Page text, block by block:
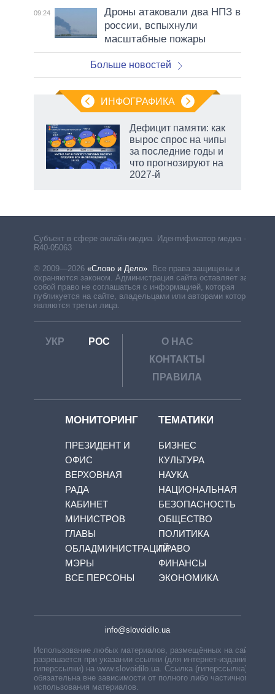
09:24
Дроны атаковали два НПЗ в
россии, вспыхнули
масштабные пожары
Больше новостей
ИНФОГРАФИКА
Дефицит памяти: как
вырос спрос на чипы
за последние годы и
что прогнозируют на
2027-й
Субъект в сфере онлайн-медиа. Идентификатор медиа –
R40-05063
© 2009—2026 «Слово и Дело». Все права защищены и
охраняются законом. Администрация сайта оставляет за
собой право не соглашаться с информацией, которая
публикуется на сайте, владельцами или авторами которой
являются третьи лица.
УКР РОС
О НАС
КОНТАКТЫ
ПРАВИЛА
МОНИТОРИНГ
ПРЕЗИДЕНТ И
ОФИС
ВЕРХОВНАЯ
РАДА
КАБИНЕТ
МИНИСТРОВ
ГЛАВЫ
ОБЛАДМИНИСТРАЦИЙ
МЭРЫ
ВСЕ ПЕРСОНЫ
ТЕМАТИКИ
БИЗНЕС
КУЛЬТУРА
НАУКА
НАЦИОНАЛЬНАЯ
БЕЗОПАСНОСТЬ
ОБЩЕСТВО
ПОЛИТИКА
ПРАВО
ФИНАНСЫ
ЭКОНОМИКА
info@slovoidilo.ua
Использование любых материалов, размещённых на сайте,
разрешается при указании ссылки (для интернет-изданий —
гиперссылки) на www.slovoidilo.ua. Ссылка (гиперссылка)
обязательна вне зависимости от полного либо частичного
использования материалов.